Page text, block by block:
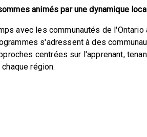
animés par une dynamique
avec les communautés de
s'adressent à des
centrées sur l'apprenant,
région.